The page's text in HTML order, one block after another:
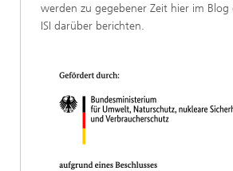
werden zu gegebener Zeit hier im Blog
ISI darüber berichten.